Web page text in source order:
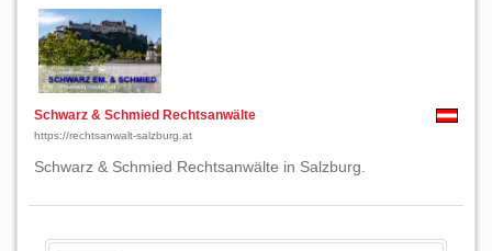
Schwarz & Schmied Rechtsanwälte
https://rechtsanwalt-salzburg.at
Schwarz & Schmied Rechtsanwälte in Salzburg.